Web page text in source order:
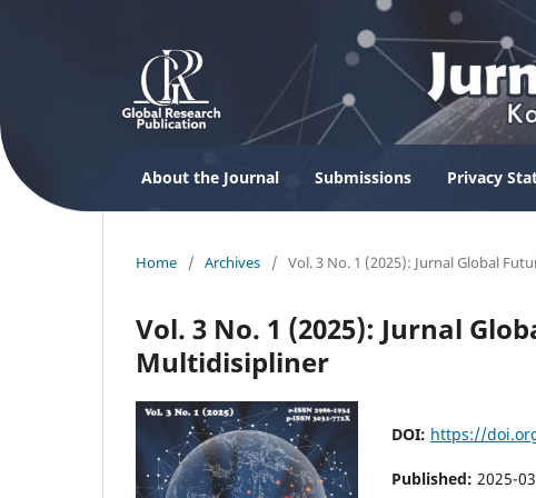
About the Journal Submissions Privacy
Home / Archives / Vol. 3 No. 1 (2025): Jurnal Global
Vol. 3 No. 1 (2025): Jurnal
Multidisipliner
DOI: https://
Published: 2025-